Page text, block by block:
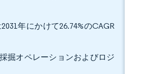
年にかけて26.74%のCAGR
掘オペレーションおよびロジ